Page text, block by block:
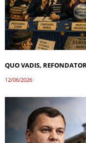
QUO VADIS,
12/06/2026